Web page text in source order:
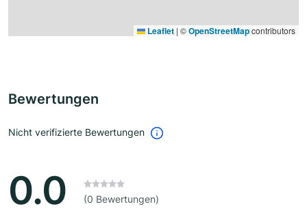
Leaflet | ©OpenStreetMapcontributors
Bewertungen
Nicht verifizierte Bewertungen
0.0 (0 Bewertungen)